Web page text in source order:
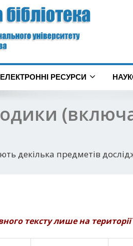
ЕЛЕКТРОННІ РЕСУРСИ
декілька предметів
тексту лише на